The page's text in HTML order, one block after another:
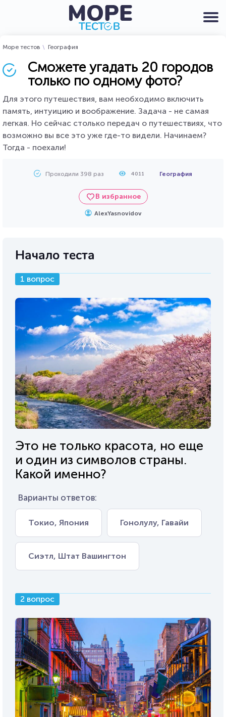
Море тестов География
Сможете угадать 20 городов
только по одному фото?
Для этого путешествия, вам необходимо включить
память, интуицию и воображение. Задача - не самая
легкая. Но сейчас столько передач о путешествиях, что
возможно вы все это уже где-то видели. Начинаем?
Тогда - поехали!
Проходили 398 раз 4011 География
В избранное
AlexYasnovidov
Начало теста
1 вопрос
Это не только красота, но еще
и один из символов страны.
Какой именно?
Варианты ответов:
Токио, Япония Гонолулу, Гавайи
Сиэтл, Штат Вашингтон
2 вопрос